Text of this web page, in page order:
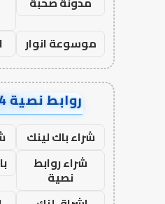
موسوعة انوار
روابط نصية AA14704
شراء باك لينك
شراء روابط
نصية